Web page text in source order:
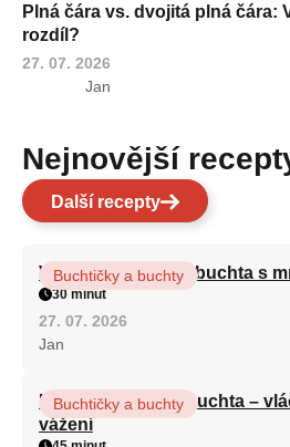
Plná čára vs. dvojitá plná čára:
rozdíl?
27. 07. 2026
Jan
Nejnovější
Další recepty
Vláčná olejová litá buchta s
Buchtičky a buchty
30 minut
27. 07. 2026
Jan
Hrnková maková buchta –
vážení
Buchtičky a buchty